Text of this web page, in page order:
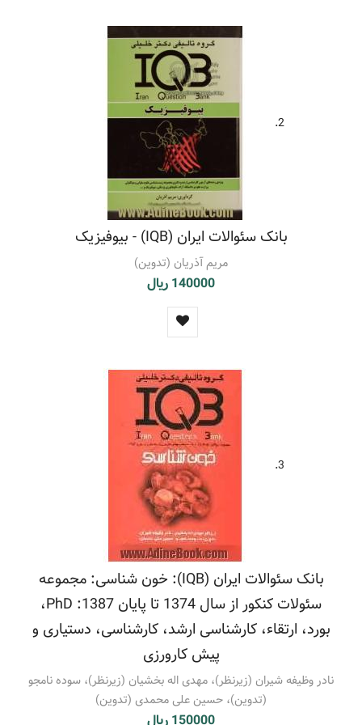
ورزش - زخم ها و آسیب ها(1)
کودکان - راه و رسم زندگی(1)
یاخته شناسی - آزمون ها و تمرین ها (عالی)(2)
2.
بانک سئوالات ایران (IQB) - بیوفیزیک
مریم آذریان (تدوین)
140000 ریال
3.
بانک سئوالات ایران (IQB): خون شناسی: مجموعه
سئولات کنکور از سال 1374 تا پایان 1387: PhD،
بورد، ارتقاء، کارشناسی ارشد، کارشناسی، دستیاری و
پیش کارورزی
نادر وظیفه شیران (زیرنظر)، مهدی اله بخشیان (زیرنظر)، سوده نامجو
(تدوین)، حسین علی محمدی (تدوین)
150000 ریال